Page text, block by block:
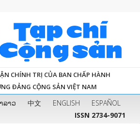
CHÍNH TRỊ CỦA BAN CHẤP HÀNH
ĐẢNG CỘNG SẢN VIỆT NAM
ລາວ 中文 ENGLISH
ESPAÑOL
ISSN 2734-9071